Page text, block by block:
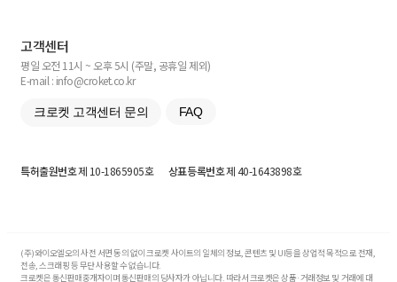
고객센터
평일 오전 11시 ~ 오후 5시 (주말, 공휴일 제외)
E-mail : info@croket.co.kr
크로켓 고객센터 문의 FAQ
특허출원번호제 10-1865905호 상표등록번호제 40-1643898호
(주)와이오엘오의 사전 서면 동의 없이 크로켓 사이트의 일체의 정보, 콘텐츠 및 UI등을 상업적 목적으로 전재,
전송, 스크래핑 등 무단 사용할 수 없습니다.
크로켓은 통신판매중개자이며 통신판매의 당사자가 아닙니다. 따라서 크로켓은 상품·거래정보 및 거래에 대